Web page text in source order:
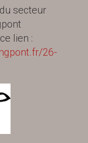
secteur
lien :
26-